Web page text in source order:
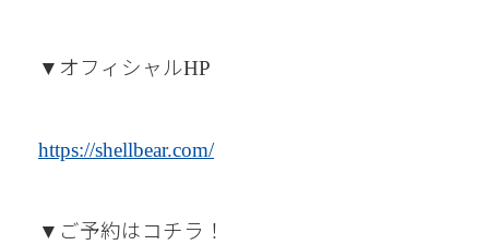
▼ オフィシャルHP
https://shellbear.com/
▼ ご予約はコチラ！